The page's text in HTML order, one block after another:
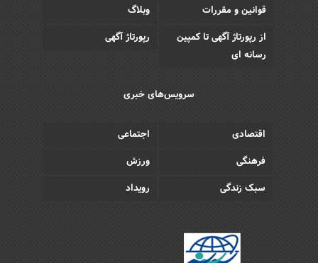
قوانین و مقررات
وبلاگ
از رپورتاژ آگهی تا کمپین
رسانه ای
رپورتاژ آگهی
سرویس‌های خبری
اقتصادی
اجتماعی
فرهنگی
ورزش
سبک زندگی
رویداد